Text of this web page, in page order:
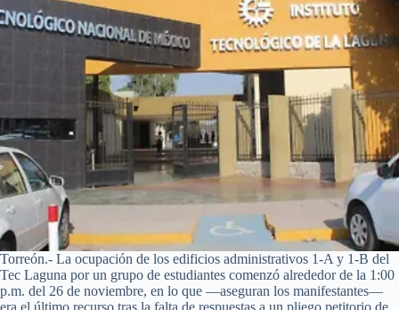
Torreón.- La ocupación de los edificios administrativos 1-A y 1-B del
Tec Laguna por un grupo de estudiantes comenzó alrededor de la 1:00
p.m. del 26 de noviembre, en lo que —aseguran los manifestantes—
era el último recurso tras la falta de respuestas a un pliego petitorio de